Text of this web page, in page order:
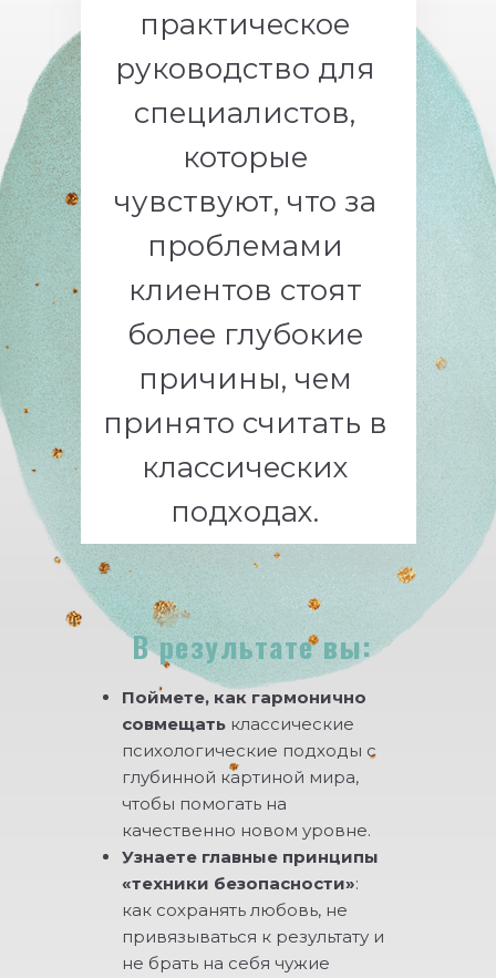
практическое
руководство для
специалистов,
которые
чувствуют, что за
проблемами
клиентов стоят
более глубокие
причины, чем
принято считать в
классических
подходах.
Поймете, как гармонично
совмещать классические
психологические подходы с
глубинной картиной мира,
чтобы помогать на
качественно новом уровне.
Узнаете главные принципы
«техники безопасности»:
как сохранять любовь, не
привязываться к результату и
не брать на себя чужие
В результате вы: